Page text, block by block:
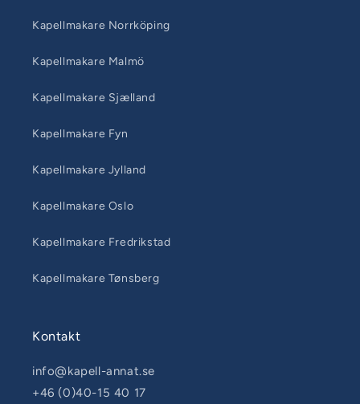
Kapellmakare Norrköping
Kapellmakare Malmö
Kapellmakare Sjælland
Kapellmakare Fyn
Kapellmakare Jylland
Kapellmakare Oslo
Kapellmakare Fredrikstad
Kapellmakare Tønsberg
Kontakt
info@kapell-annat.se
+46 (0)40-15 40 17